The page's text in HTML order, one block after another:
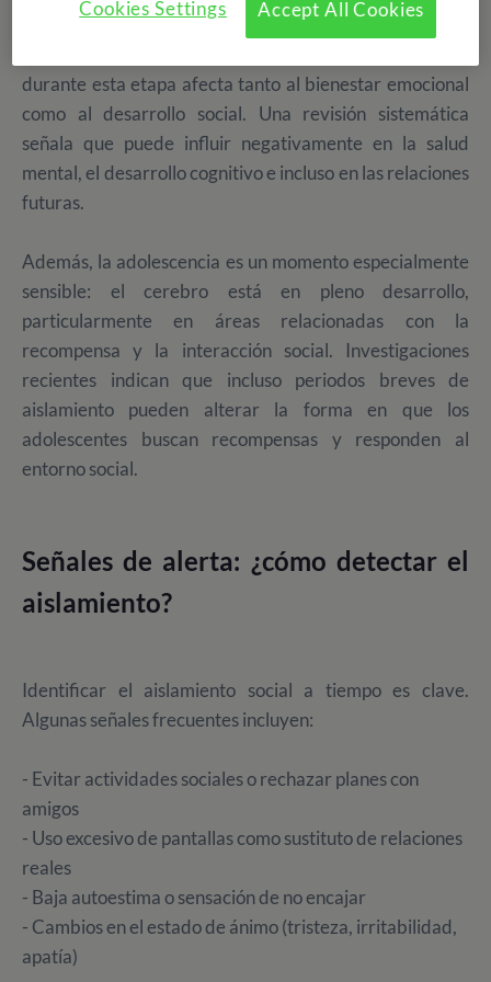
durante esta etapa afecta tanto al bienestar emocional
como al desarrollo social. Una revisión sistemática
señala que puede influir negativamente en la salud
mental, el desarrollo cognitivo e incluso en las relaciones
futuras.
Además, la adolescencia es un momento especialmente
sensible: el cerebro está en pleno desarrollo,
particularmente en áreas relacionadas con la
recompensa y la interacción social. Investigaciones
recientes indican que incluso periodos breves de
aislamiento pueden alterar la forma en que los
adolescentes buscan recompensas y responden al
entorno social.
Señales de alerta: ¿cómo detectar el
aislamiento?
Identificar el aislamiento social a tiempo es clave.
Algunas señales frecuentes incluyen:
- Evitar actividades sociales o rechazar planes con
amigos
- Uso excesivo de pantallas como sustituto de relaciones
reales
- Baja autoestima o sensación de no encajar
- Cambios en el estado de ánimo (tristeza, irritabilidad,
apatía)
Accept All Cookies
Cookies Settings